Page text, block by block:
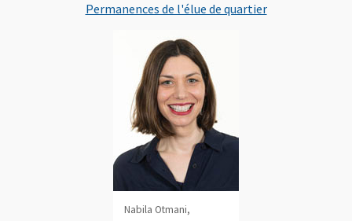
Permanences de l'élue de quartier
Nabila Otmani,